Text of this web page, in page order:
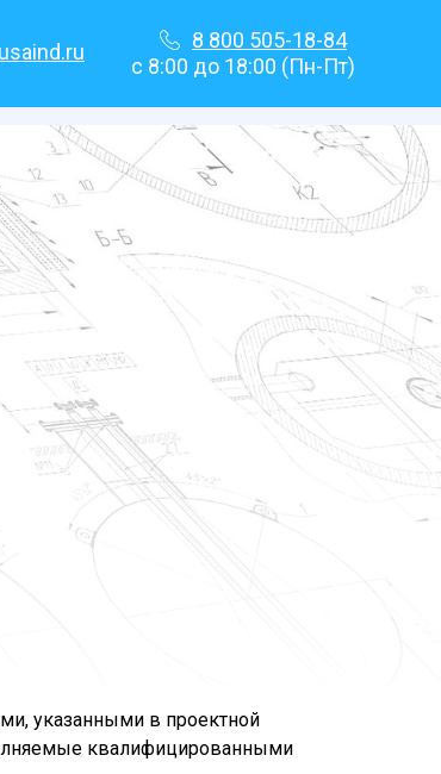
8 800 505-18-84
с 8:00 до 18:00 (Пн-Пт)
указанными в проектной
квалифицированными